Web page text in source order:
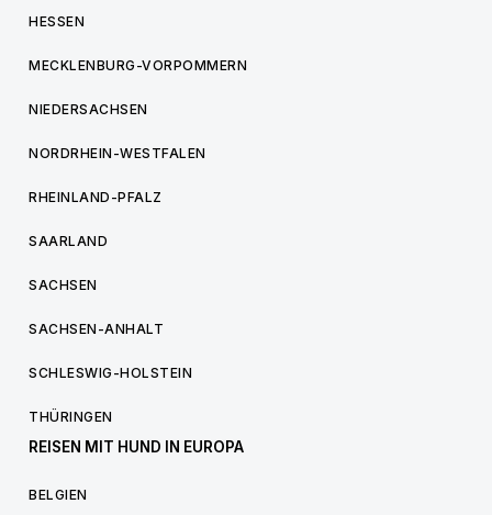
HESSEN
MECKLENBURG-VORPOMMERN
NIEDERSACHSEN
NORDRHEIN-WESTFALEN
RHEINLAND-PFALZ
SAARLAND
SACHSEN
SACHSEN-ANHALT
SCHLESWIG-HOLSTEIN
THÜRINGEN
REISEN MIT HUND IN EUROPA
BELGIEN